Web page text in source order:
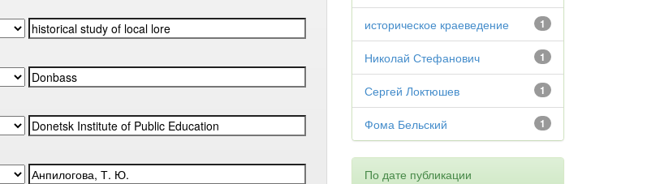
1
историческое краеведение
1
Николай Стефанович
1
Сергей Локтюшев
1
Фома Бельский
По дате публикации